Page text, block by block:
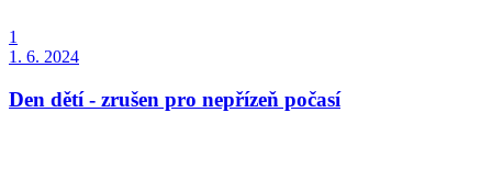
1
1. 6. 2024
Den dětí - zrušen pro nepřízeň počasí